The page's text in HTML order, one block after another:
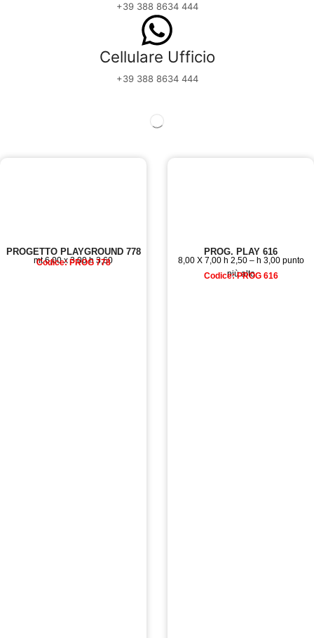
+39 388 8634 444
Cellulare Ufficio
+39 388 8634 444
PROGETTO PLAYGROUND 778
mt 6,00 x 3,00 h 3,60
Codice: PROG 778
PROG. PLAY 616
8,00 X 7,00 h 2,50 – h 3,00 punto
più alto
Codice: PROG 616